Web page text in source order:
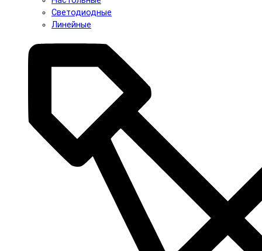
Светодиодные
Линейные